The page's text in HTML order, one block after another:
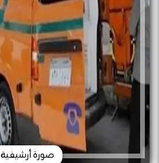
صورة أرشيفية